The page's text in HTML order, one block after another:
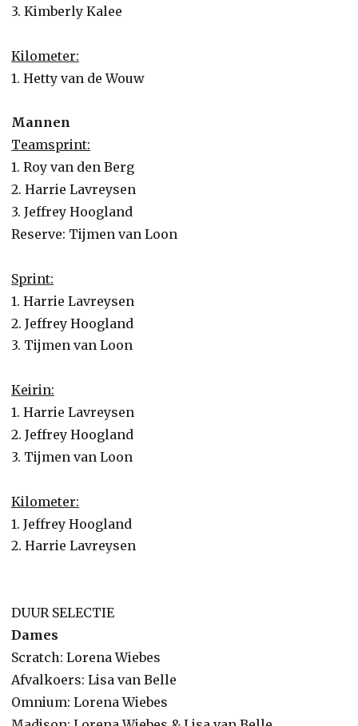
3. Kimberly Kalee
Kilometer:
1. Hetty van de Wouw
Mannen
Teamsprint:
1. Roy van den Berg
2. Harrie Lavreysen
3. Jeffrey Hoogland
Reserve: Tijmen van Loon
Sprint:
1. Harrie Lavreysen
2. Jeffrey Hoogland
3. Tijmen van Loon
Keirin:
1. Harrie Lavreysen
2. Jeffrey Hoogland
3. Tijmen van Loon
Kilometer:
1. Jeffrey Hoogland
2. Harrie Lavreysen
DUUR SELECTIE
Dames
Scratch: Lorena Wiebes
Afvalkoers: Lisa van Belle
Omnium: Lorena Wiebes